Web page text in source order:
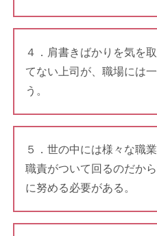
４．肩書きばかりを気を
てない上司が、職場には
う。
５．世の中には様々な職
職責がついて回るのだか
に努める必要がある。